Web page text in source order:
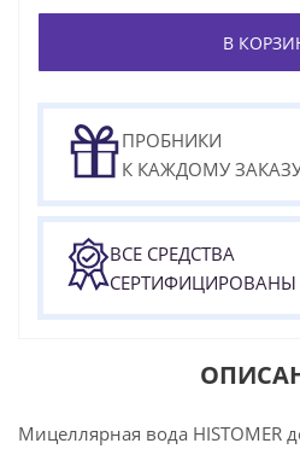
В
ПРОБНИКИ
К КАЖДОМУ
ВСЕ СРЕДСТВА
СЕРТИФИЦИРОВАНЫ
Мицеллярная вода HISTOMER